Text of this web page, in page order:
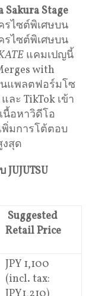
Sakura Stage
รไซต์พิเศษบน
รไซต์พิเศษบน
แคมเปญนี้
with
แพลตฟอร์มโซ
ละ TikTok เข้า
อหาวิดีโอ
พิ่มการโต้ตอบ
สุด
Suggested
Retail Price
JPY 1,100
(incl. tax: